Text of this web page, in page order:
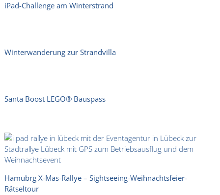
iPad-Challenge am Winterstrand
Winterwanderung zur Strandvilla
Santa Boost LEGO® Bauspass
Hamubrg X-Mas-Rallye – Sightseeing-Weihnachtsfeier-
Rätseltour